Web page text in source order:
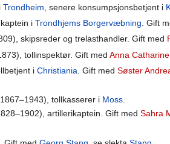
Trondheim , senere konsumpsjonsbetjent i
kaptein iTrondhjems Borgervæbning. Gift
skipsreder og trelasthandler. Gift med
tollinspektør. Gift med Anna
iChristiania . Gift medSøster
tollkasserer i Moss.
artillerikaptein. Gift medSahra